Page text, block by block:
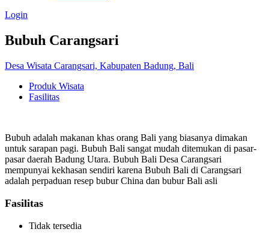
Login
Bubuh Carangsari
Desa Wisata Carangsari, Kabupaten Badung, Bali
Produk Wisata
Fasilitas
Bubuh adalah makanan khas orang Bali yang biasanya dimakan
untuk sarapan pagi. Bubuh Bali sangat mudah ditemukan di pasar-
pasar daerah Badung Utara. Bubuh Bali Desa Carangsari
mempunyai kekhasan sendiri karena Bubuh Bali di Carangsari
adalah perpaduan resep bubur China dan bubur Bali asli
Fasilitas
Tidak tersedia